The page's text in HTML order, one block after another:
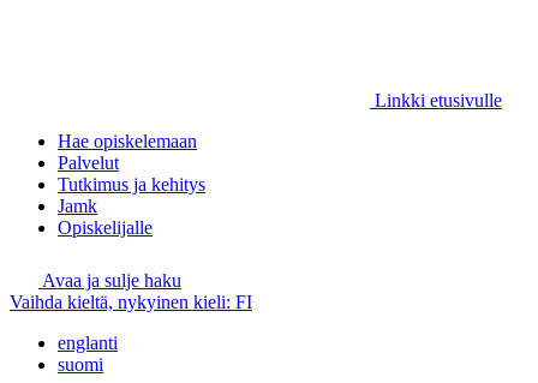
Linkki etusivulle
Hae opiskelemaan
Palvelut
Tutkimus ja kehitys
Jamk
Opiskelijalle
Avaa ja sulje haku
Vaihda kieltä, nykyinen kieli: FI
englanti
suomi